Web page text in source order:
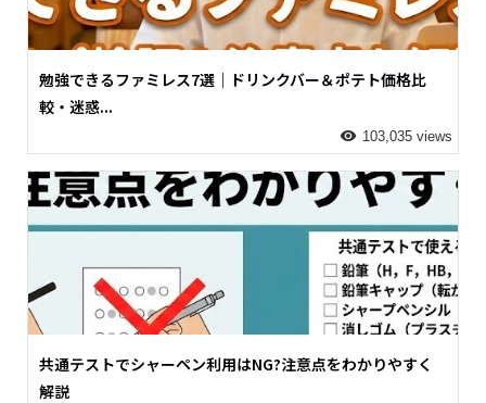
勉強できるファミレス7選｜ドリンクバー＆ポテト価格比
較・迷惑...
103,035 views
共通テストでシャーペン利用はNG?注意点をわかりやすく
解説